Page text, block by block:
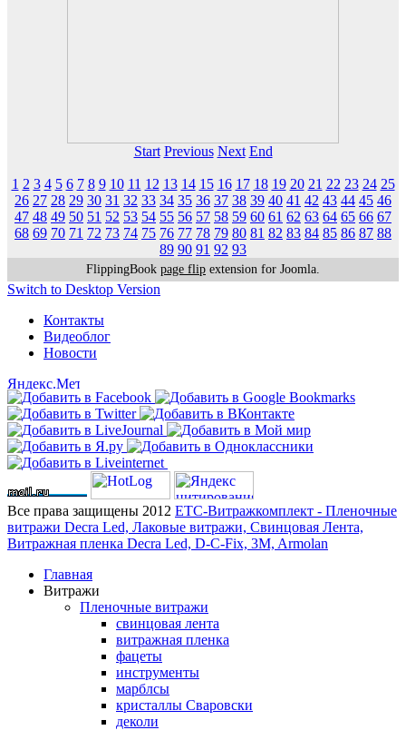
Start Previous Next End
1 2 3 4 5 6 7 8 9 10 11 12 13 14 15 16 17 18 19 20 21 22 23 24 25
26 27 28 29 30 31 32 33 34 35 36 37 38 39 40 41 42 43 44 45 46
47 48 49 50 51 52 53 54 55 56 57 58 59 60 61 62 63 64 65 66 67
68 69 70 71 72 73 74 75 76 77 78 79 80 81 82 83 84 85 86 87 88
89 90 91 92 93
FlippingBook page flip extension for Joomla.
Switch to Desktop Version
Контакты
Видеоблог
Новости
Все права защищены 2012 ЕТС-Витражкомплект - Пленочные
витражи Decra Led, Лаковые витражи, Свинцовая Лента,
Витражная пленка Decra Led, D-C-Fix, 3M, Armolan
Главная
Витражи
Пленочные витражи
свинцовая лента
витражная пленка
фацеты
инструменты
марблсы
кристаллы Сваровски
деколи